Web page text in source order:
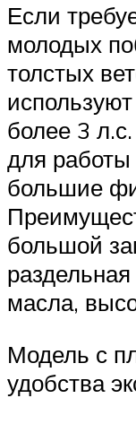
Если
молодых
толстых
более 3
для работы
большие
большой
масла,
Модель с
удобства